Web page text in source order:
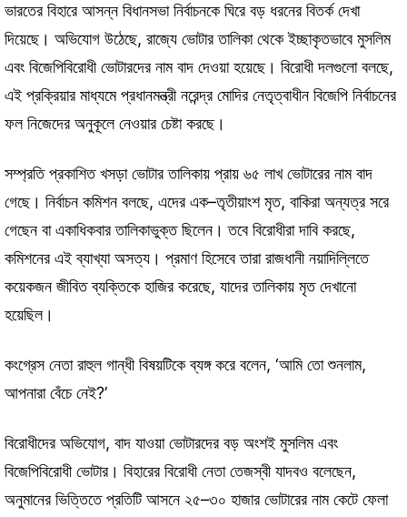
ভারতের বিহারে আসন্ন বিধানসভা নির্বাচনকে ঘিরে বড় ধরনের বিতর্ক দেখা
দিয়েছে। অভিযোগ উঠেছে, রাজ্যে ভোটার তালিকা থেকে ইচ্ছাকৃতভাবে মুসলিম
এবং বিজেপিবিরোধী ভোটারদের নাম বাদ দেওয়া হয়েছে। বিরোধী দলগুলো বলছে,
এই প্রক্রিয়ার মাধ্যমে প্রধানমন্ত্রী নরেন্দ্র মোদির নেতৃত্বাধীন বিজেপি নির্বাচনের
ফল নিজেদের অনুকূলে নেওয়ার চেষ্টা করছে।
সম্প্রতি প্রকাশিত খসড়া ভোটার তালিকায় প্রায় ৬৫ লাখ ভোটারের নাম বাদ
গেছে। নির্বাচন কমিশন বলছে, এদের এক–তৃতীয়াংশ মৃত, বাকিরা অন্যত্র সরে
গেছেন বা একাধিকবার তালিকাভুক্ত ছিলেন। তবে বিরোধীরা দাবি করছে,
কমিশনের এই ব্যাখ্যা অসত্য। প্রমাণ হিসেবে তারা রাজধানী নয়াদিল্লিতে
কয়েকজন জীবিত ব্যক্তিকে হাজির করেছে, যাদের তালিকায় মৃত দেখানো
হয়েছিল।
কংগ্রেস নেতা রাহুল গান্ধী বিষয়টিকে ব্যঙ্গ করে বলেন, ‘আমি তো শুনলাম,
আপনারা বেঁচে নেই?’
বিরোধীদের অভিযোগ, বাদ যাওয়া ভোটারদের বড় অংশই মুসলিম এবং
বিজেপিবিরোধী ভোটার। বিহারের বিরোধী নেতা তেজস্বী যাদবও বলেছেন,
অনুমানের ভিত্তিতে প্রতিটি আসনে ২৫–৩০ হাজার ভোটারের নাম কেটে ফেলা